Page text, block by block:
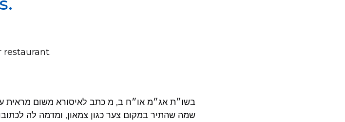
restaurant.
בשו״ת אג״מ או״ח ב, מ כתב לאיסורא משום מראית
שמה שהתיר במקום צער כגון צמאון, ומדמה לה